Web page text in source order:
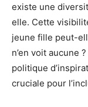
existe une
elle. Cette
jeune fille peut-
n’en voit aucune
politique
cruciale pour